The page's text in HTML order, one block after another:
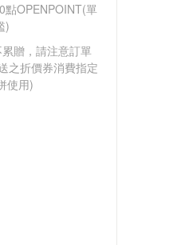
點OPENPOINT(單
)
贈，請注意訂單
之折價券消費指定
使用)